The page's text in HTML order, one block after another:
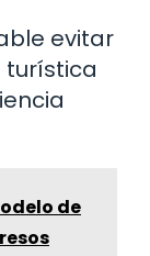
evitar
turística
de